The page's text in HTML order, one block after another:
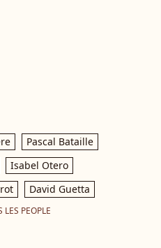
Pascal Bataille
Isabel Otero
David Guetta
LES PEOPLE